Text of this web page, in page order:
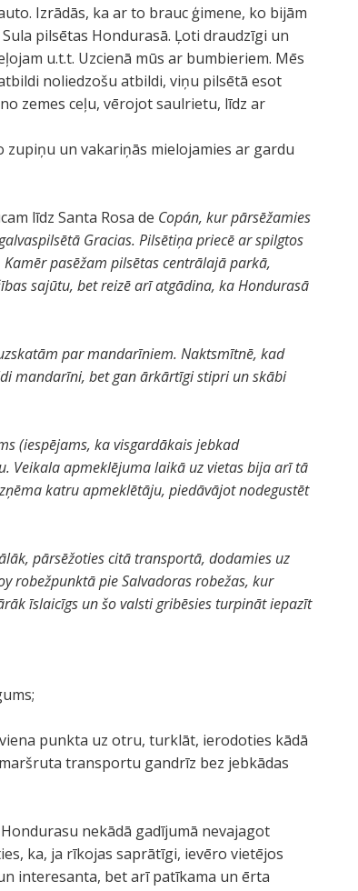
Izrādās, ka ar to brauc ģimene, ko bijām
pilsētas Hondurasā. Ļoti draudzīgi un
u.t.t. Uzcienā mūs ar bumbieriem. Mēs
noliedzošu atbildi, viņu pilsētā esot
zemes ceļu, vērojot saulrietu, līdz ar
un vakariņās mielojamies ar gardu
līdz Santa Rosa de Copán, kur pārsēžamies
Gracias. Pilsētiņa priecē ar spilgtos
pasēžam pilsētas centrālajā parkā,
sajūtu, bet reizē arī atgādina, ka Hondurasā
par mandarīniem. Naktsmītnē, kad
mandarīni, bet gan ārkārtīgi stipri un skābi
(iespējams, ka visgardākais jebkad
Veikala apmeklējuma laikā uz vietas bija arī tā
katru apmeklētāju, piedāvājot nodegustēt
pārsēžoties citā transportā, dodamies uz
robežpunktā pie Salvadoras robežas, kur
īslaicīgs un šo valsti gribēsies turpināt iepazīt
punkta uz otru, turklāt, ierodoties kādā
transportu gandrīz bez jebkādas
nekādā gadījumā nevajagot
ka, ja rīkojas saprātīgi, ievēro vietējos
interesanta, bet arī patīkama un ērta